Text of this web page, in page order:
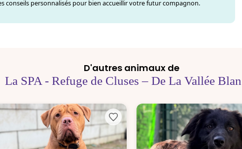
conseils personnalisés pour bien accueillir votre futur compagnon.
D'autres animaux de
La SPA - Refuge de Cluses – De La Vallée